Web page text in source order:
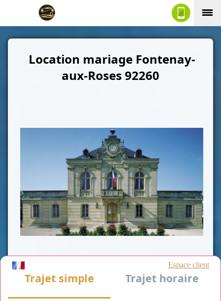
Location mariage Fontenay-
aux-Roses 92260
La date de votre mariage est enfin fixée et vous êtes
exactement en train d'entamer les divers préparatifs? Même
à quelques mois du grand jour, vous devez penser dès
maintenant à tous les moindres détails. Quelle voiture va
vous transporter lors du plus beau jours de votre vie? Y avez